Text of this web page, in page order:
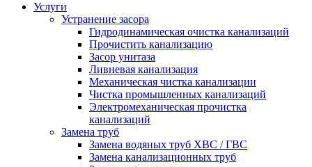
Услуги
Устранение засора
Гидродинамическая очистка канализаций
Прочистить канализацию
Засор унитаза
Ливневая канализация
Механическая чистка канализации
Чистка промышленных канализаций
Электромеханическая прочистка
канализаций
Замена труб
Замена водяных труб ХВС / ГВС
Замена канализационных труб